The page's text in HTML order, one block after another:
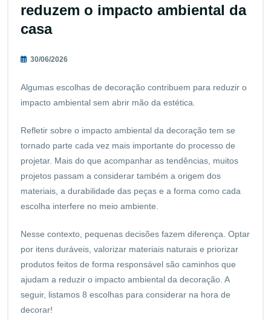
reduzem o impacto ambiental da
casa
30/06/2026
Algumas escolhas de decoração contribuem para reduzir o
impacto ambiental sem abrir mão da estética.
Refletir sobre o impacto ambiental da decoração tem se
tornado parte cada vez mais importante do processo de
projetar. Mais do que acompanhar as tendências, muitos
projetos passam a considerar também a origem dos
materiais, a durabilidade das peças e a forma como cada
escolha interfere no meio ambiente.
Nesse contexto, pequenas decisões fazem diferença. Optar
por itens duráveis, valorizar materiais naturais e priorizar
produtos feitos de forma responsável são caminhos que
ajudam a reduzir o impacto ambiental da decoração. A
seguir, listamos 8 escolhas para considerar na hora de
decorar!